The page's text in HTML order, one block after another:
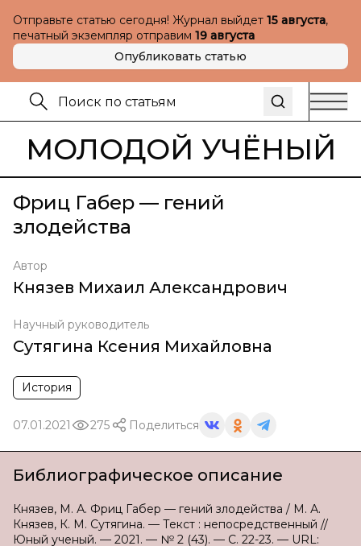
Отправьте статью сегодня! Журнал выйдет 15 августа,
печатный экземпляр отправим 19 августа
Опубликовать статью
МОЛОДОЙ УЧЁНЫЙ
Фриц Габер — гений
злодейства
Автор
Князев Михаил Александрович
Научный руководитель
Сутягина Ксения Михайловна
История
07.01.2021 275 Поделиться
Библиографическое описание
Князев, М. А. Фриц Габер — гений злодейства / М. А.
Князев, К. М. Сутягина. — Текст : непосредственный //
Юный ученый. — 2021. — № 2 (43). — С. 22-23. — URL: